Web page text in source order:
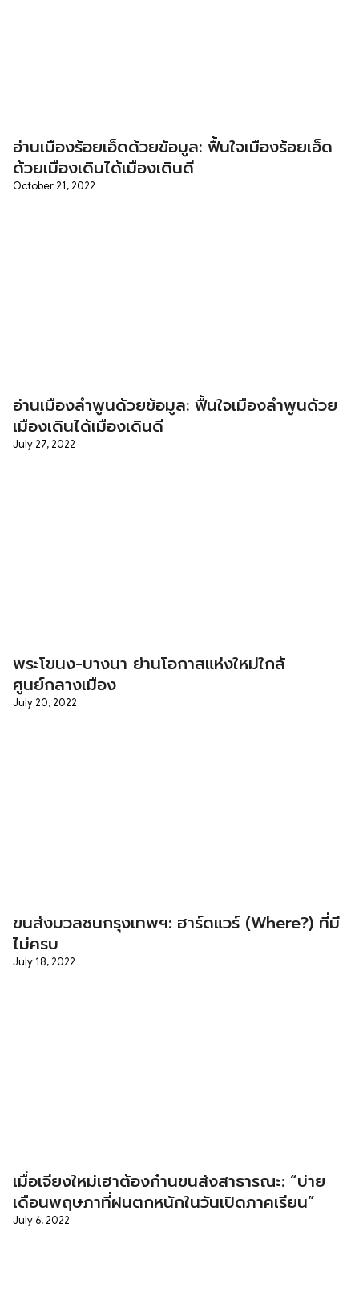
อ่านเมืองร้อยเอ็ดด้วยข้อมูล: ฟื้นใจเมืองร้อยเอ็ด
ด้วยเมืองเดินได้เมืองเดินดี
October 21, 2022
อ่านเมืองลำพูนด้วยข้อมูล: ฟื้นใจเมืองลำพูนด้วย
เมืองเดินได้เมืองเดินดี
July 27, 2022
พระโขนง-บางนา ย่านโอกาสแห่งใหม่ใกล้
ศูนย์กลางเมือง
July 20, 2022
ขนส่งมวลชนกรุงเทพฯ: ฮาร์ดแวร์ (Where?) ที่มี
ไม่ครบ
July 18, 2022
เมื่อเจียงใหม่เฮาต้องก๋านขนส่งสาธารณะ: “บ่าย
เดือนพฤษภาที่ฝนตกหนักในวันเปิดภาคเรียน”
July 6, 2022